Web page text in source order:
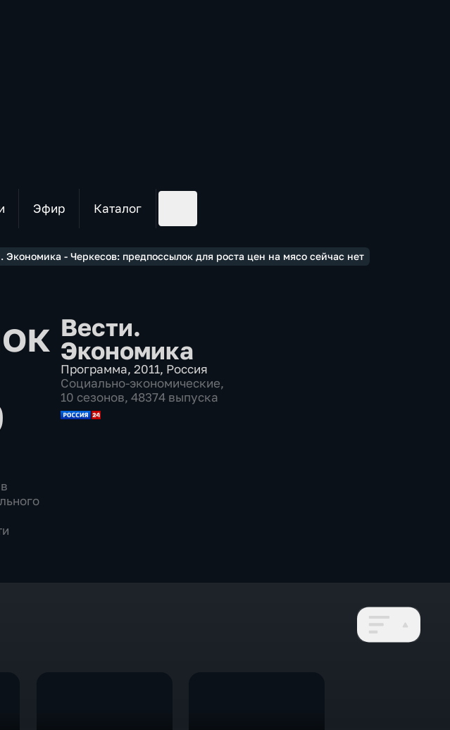
Эфир Каталог
Экономика - Черкесов: предпоссылок для роста цен на мясо сейчас нет
Вести.
Экономика
Программа, 2011, Россия
Социально-экономические,
10 сезонов, 48374 выпуска